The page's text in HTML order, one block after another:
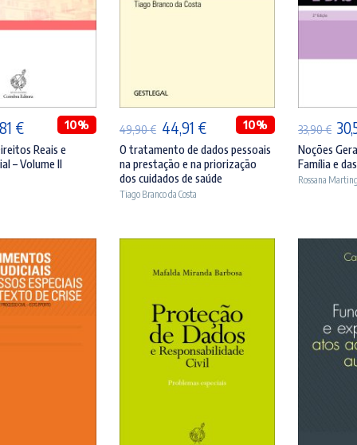
€O
preço
atual
10%
Reais e
– Volume II
49,90€ O
preço
original
era:
44,91 €O
preço
atual
10%
O tratamento de dados pessoais
na prestação e na priorização
dos cuidados de saúde
Tiago Branco da Costa
33,90€ O
era:
Noções
Família e
Rossana
ADICIONAR